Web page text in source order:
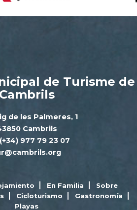
de Turisme de
Cambrils
de les Palmeres, 1
Cambrils
977 79 23 07
En Familia
Sobre
Cicloturismo
Gastronomía
Playas